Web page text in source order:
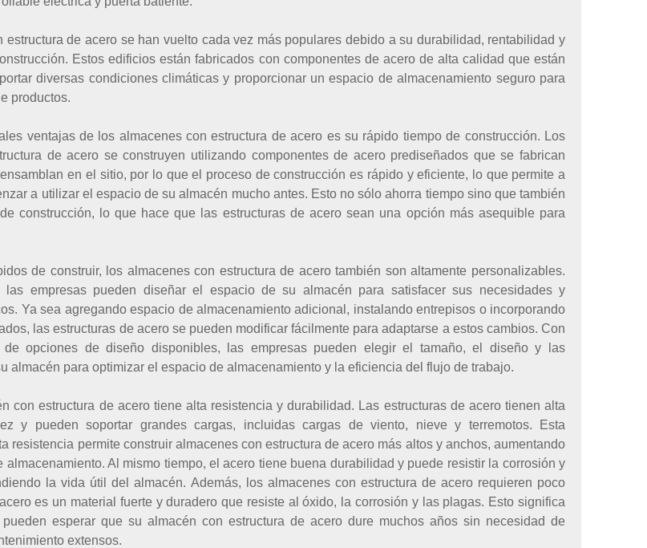
estructura de acero se han vuelto cada vez más populares debido a su durabilidad, rentabilidad y
Estos edificios están fabricados con componentes de acero de alta calidad que están
diversas condiciones climáticas y proporcionar un espacio de almacenamiento seguro para
productos.
ventajas de los almacenes con estructura de acero es su rápido tiempo de construcción. Los
de acero se construyen utilizando componentes de acero prediseñados que se fabrican
en el sitio, por lo que el proceso de construcción es rápido y eficiente, lo que permite a
a utilizar el espacio de su almacén mucho antes. Esto no sólo ahorra tiempo sino que también
construcción, lo que hace que las estructuras de acero sean una opción más asequible para
de construir, los almacenes con estructura de acero también son altamente personalizables.
las empresas pueden diseñar el espacio de su almacén para satisfacer sus necesidades y
Ya sea agregando espacio de almacenamiento adicional, instalando entrepisos o incorporando
las estructuras de acero se pueden modificar fácilmente para adaptarse a estos cambios. Con
de opciones de diseño disponibles, las empresas pueden elegir el tamaño, el diseño y las
almacén para optimizar el espacio de almacenamiento y la eficiencia del flujo de trabajo.
con estructura de acero tiene alta resistencia y durabilidad. Las estructuras de acero tienen alta
y pueden soportar grandes cargas, incluidas cargas de viento, nieve y terremotos. Esta
resistencia permite construir almacenes con estructura de acero más altos y anchos, aumentando
almacenamiento. Al mismo tiempo, el acero tiene buena durabilidad y puede resistir la corrosión y
la vida útil del almacén. Además, los almacenes con estructura de acero requieren poco
es un material fuerte y duradero que resiste al óxido, la corrosión y las plagas. Esto significa
esperar que su almacén con estructura de acero dure muchos años sin necesidad de
extensos.